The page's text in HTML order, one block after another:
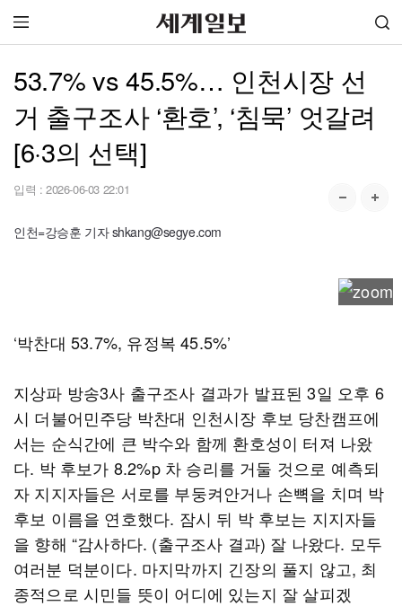
53.7% vs 45.5%… 인천시장 선
거 출구조사 ‘환호’, ‘침묵’ 엇갈려
[6·3의 선택]
입력 : 2026-06-03 22:01
인천=강승훈 기자 shkang@segye.com
‘박찬대 53.7%, 유정복 45.5%’
지상파 방송3사 출구조사 결과가 발표된 3일 오후 6
시 더불어민주당 박찬대 인천시장 후보 당찬캠프에
서는 순식간에 큰 박수와 함께 환호성이 터져 나왔
다. 박 후보가 8.2%p 차 승리를 거둘 것으로 예측되
자 지지자들은 서로를 부둥켜안거나 손뼉을 치며 박
후보 이름을 연호했다. 잠시 뒤 박 후보는 지지자들
을 향해 “감사하다. (출구조사 결과) 잘 나왔다. 모두
여러분 덕분이다. 마지막까지 긴장의 풀지 않고, 최
종적으로 시민들 뜻이 어디에 있는지 잘 살피겠